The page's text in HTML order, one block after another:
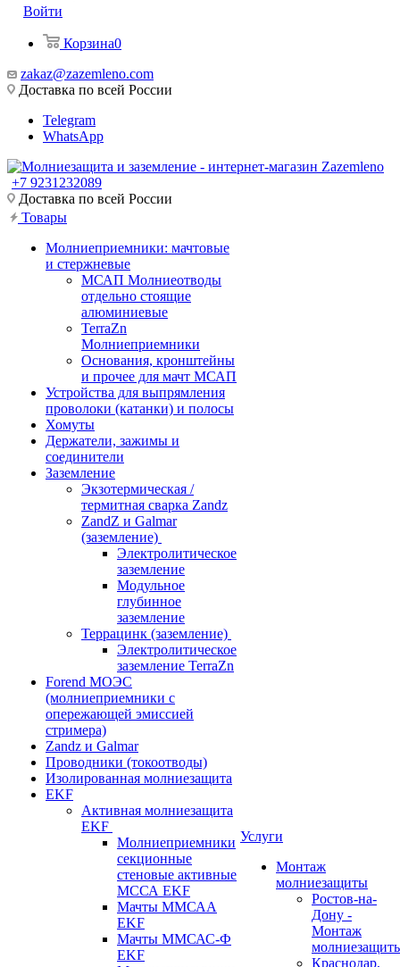
Войти
Корзина0
zakaz@zazemleno.com
Доставка по всей России
Telegram
WhatsApp
+7 9231232089
Доставка по всей России
Товары
Молниеприемники: мачтовые
и стержневые
МСАП Молниеотводы
отдельно стоящие
алюминиевые
TerraZn
Молниеприемники
Основания, кронштейны
и прочее для мачт МСАП
Устройства для выпрямления
проволоки (катанки) и полосы
Хомуты
Держатели, зажимы и
соединители
Заземление
Экзотермическая /
термитная сварка Zandz
ZandZ и Galmar
(заземление)
Электролитическое
заземление
Модульное
глубинное
заземление
Террацинк (заземление)
Электролитическое
заземление TerraZn
Forend МОЭС
(молниеприемники с
опережающей эмиссией
стримера)
Zandz и Galmar
Проводники (токоотводы)
Изолированная молниезащита
EKF
Активная молниезащита
EKF
Молниеприемники
секционные
стеновые активные
МССА EKF
Мачты ММСАА
EKF
Мачты ММСАС-Ф
EKF
Услуги
Монтаж
молниезащиты
Ростов-на-
Дону -
Монтаж
Краснодар,